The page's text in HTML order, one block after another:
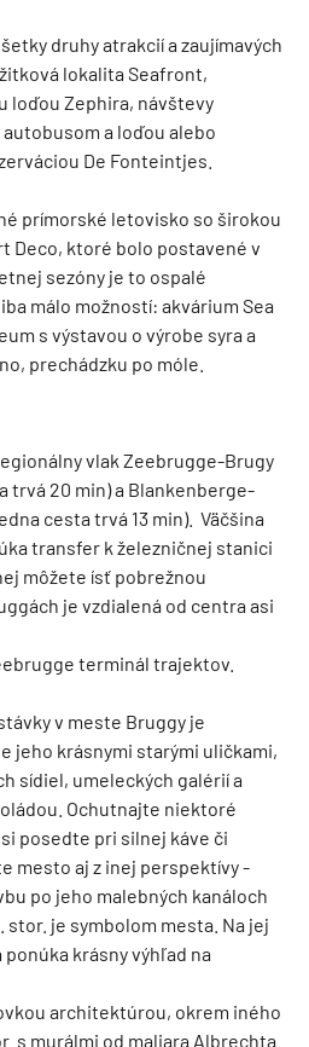
druhy atrakcií a zaujímavých
lokalita Seafront,
loďou Zephira, návštevy
a loďou alebo
De Fonteintjes.
prímorské letovisko so širokou
Deco, ktoré bolo postavené v
sezóny je to ospalé
málo možností: akvárium Sea
s výstavou o výrobe syra a
prechádzku po móle.
vlak Zeebrugge-Brugy
trvá 20 min) a Blankenberge-
cesta trvá 13 min). Väčšina
transfer k železničnej stanici
môžete ísť pobrežnou
je vzdialená od centra asi
terminál trajektov.
v meste Bruggy je
jeho krásnymi starými uličkami,
sídiel, umeleckých galérií a
Ochutnajte niektoré
posedte pri silnej káve či
mesto aj z inej perspektívy -
po jeho malebných kanáloch
stor. je symbolom mesta. Na jej
krásny výhľad na
architektúrou, okrem iného
s murálmi od maliara Albrechta